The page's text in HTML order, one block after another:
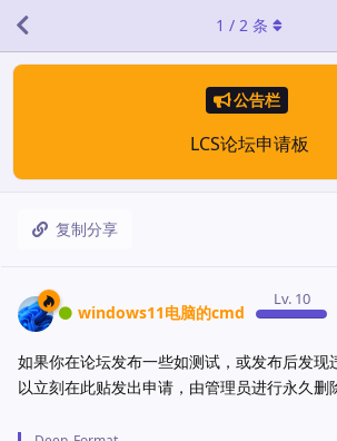
公告栏
LCS论坛申请板
复制分享
1 / 2 条
windows11电脑的cmd
Lv. 10
如果你在论坛发布一些如测试，或发布后发现
以立刻在此贴发出申请，由管理员进行永久删